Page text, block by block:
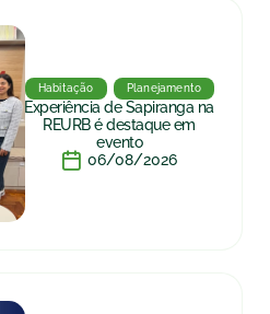
Habitação Planejamento
Experiência de Sapiranga na
REURB é destaque em
evento
06/08/2026